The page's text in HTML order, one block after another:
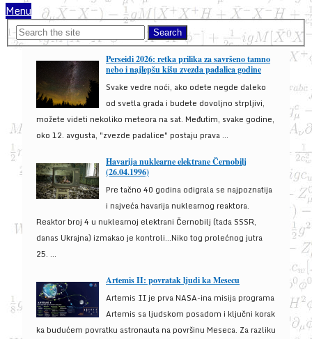
Menu
Perseidi 2026: retka prilika za savršeno tamno
nebo i najlepšu kišu zvezda padalica godine
Svake vedre noći, ako odete negde daleko
od svetla grada i budete dovoljno strpljivi,
možete videti nekoliko meteora na sat. Međutim, svake godine,
oko 12. avgusta, "zvezde padalice" postaju prava ...
Havarija nuklearne elektrane Černobilj
(26.04.1996)
Pre tačno 40 godina odigrala se najpoznatija
i najveća havarija nuklearnog reaktora.
Reaktor broj 4 u nuklearnoj elektrani Černobilj (tada SSSR,
danas Ukrajna) izmakao je kontroli...Niko tog prolećnog jutra
25. ...
Artemis II: povratak ljudi ka Mesecu
Artemis II je prva NASA-ina misija programa
Artemis sa ljudskom posadom i ključni korak
ka budućem povratku astronauta na površinu Meseca. Za razliku